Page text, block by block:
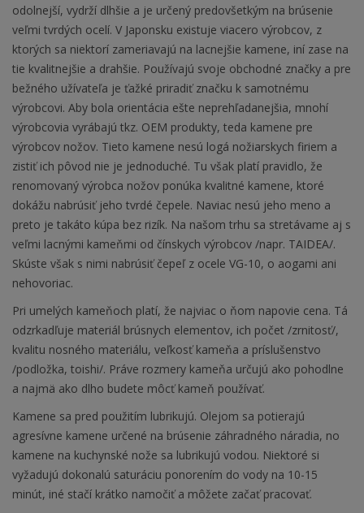
odolnejší, vydrží dlhšie a je určený predovšetkým na brúsenie
veľmi tvrdých ocelí. V Japonsku existuje viacero výrobcov, z
ktorých sa niektorí zameriavajú na lacnejšie kamene, iní zase na
tie kvalitnejšie a drahšie. Používajú svoje obchodné značky a pre
bežného užívateľa je ťažké priradiť značku k samotnému
výrobcovi. Aby bola orientácia ešte neprehľadanejšia, mnohí
výrobcovia vyrábajú tkz. OEM produkty, teda kamene pre
výrobcov nožov. Tieto kamene nesú logá nožiarskych firiem a
zistiť ich pôvod nie je jednoduché. Tu však platí pravidlo, že
renomovaný výrobca nožov ponúka kvalitné kamene, ktoré
dokážu nabrúsiť jeho tvrdé čepele. Naviac nesú jeho meno a
preto je takáto kúpa bez rizík. Na našom trhu sa stretávame aj s
veľmi lacnými kameňmi od čínskych výrobcov /napr. TAIDEA/.
Skúste však s nimi nabrúsiť čepeľ z ocele VG-10, o aogami ani
nehovoriac.
Pri umelých kameňoch platí, že najviac o ňom napovie cena. Tá
odzrkadľuje materiál brúsnych elementov, ich počet /zrnitosť/,
kvalitu nosného materiálu, veľkosť kameňa a príslušenstvo
/podložka, toishi/. Práve rozmery kameňa určujú ako pohodlne
a najmä ako dlho budete môcť kameň používať.
Kamene sa pred použitím lubrikujú. Olejom sa potierajú
agresívne kamene určené na brúsenie záhradného náradia, no
kamene na kuchynské nože sa lubrikujú vodou. Niektoré si
vyžadujú dokonalú saturáciu ponorením do vody na 10-15
minút, iné stačí krátko namočiť a môžete začať pracovať.